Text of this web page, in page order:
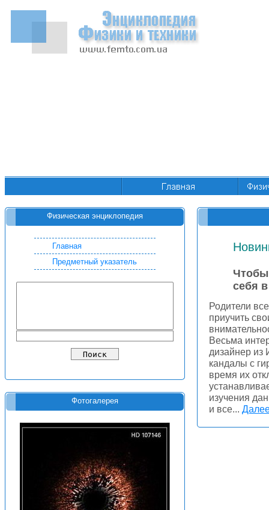
Физическая энциклопедия
Главная
Предметный указатель
Фотогалерея
Чтобы
себя
Родители
приучить
Весьма
дизайнер
кандалы с
время их
изучения
и все...